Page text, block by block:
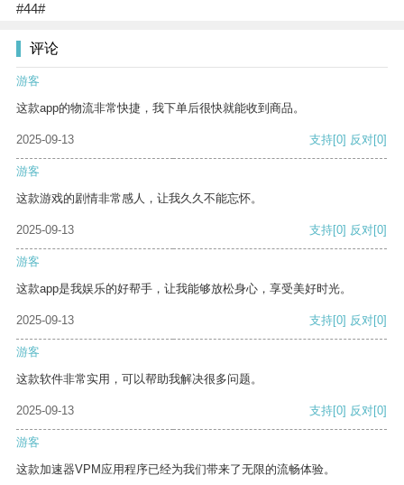
#44#
评论
游客
这款app的物流非常快捷，我下单后很快就能收到商品。
2025-09-13 支持[0] 反对[0]
游客
这款游戏的剧情非常感人，让我久久不能忘怀。
2025-09-13 支持[0] 反对[0]
游客
这款app是我娱乐的好帮手，让我能够放松身心，享受美好时光。
2025-09-13 支持[0] 反对[0]
游客
这款软件非常实用，可以帮助我解决很多问题。
2025-09-13 支持[0] 反对[0]
游客
这款加速器VPM应用程序已经为我们带来了无限的流畅体验。